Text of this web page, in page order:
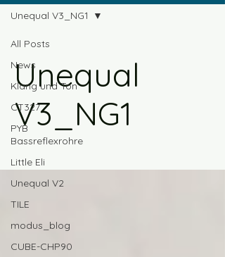
All Posts
News
Klang und Ton
CT327
PYB
Bassreflexrohre
Little Eli
Unequal V2
TILE
modus_blog
CUBE-CHP90
Unequal V3_NG1
Unequal
V3_NG1